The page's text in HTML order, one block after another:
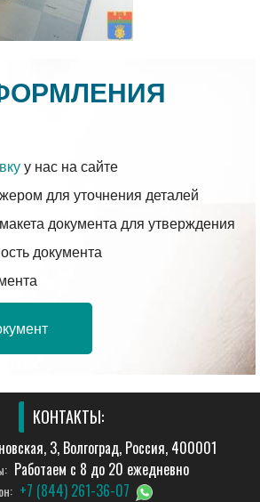
у нас на сайте
для уточнения деталей
документа для утверждения
документа
КОНТАКТЫ:
3, Волгоград, Россия, 400001
Работаем с 8 до 20 ежедневно
+7 (844) 261-36-07